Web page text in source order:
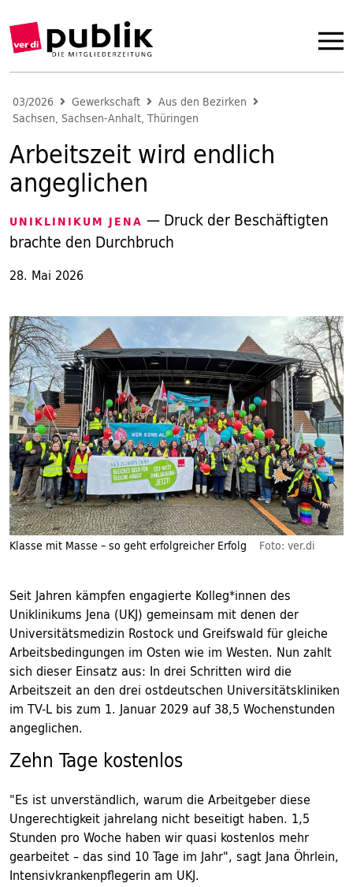
03/2026 Gewerkschaft
Aus den Bezirken
Sachsen, Sachsen-Anhalt, Thüringen
Arbeitszeit wird endlich
angeglichen
UNIKLINIKUM JENA — Druck der Beschäftigten
brachte den Durchbruch
28. Mai 2026
Klasse mit Masse – so geht erfolgreicher Erfolg Foto: ver.di
Seit Jahren kämpfen engagierte Kolleg*innen des
Uniklinikums Jena (UKJ) gemeinsam mit denen der
Universitätsmedizin Rostock und Greifswald für gleiche
Arbeitsbedingungen im Osten wie im Westen. Nun zahlt
sich dieser Einsatz aus: In drei Schritten wird die
Arbeitszeit an den drei ostdeutschen Universitätskliniken
im TV-L bis zum 1. Januar 2029 auf 38,5 Wochenstunden
angeglichen.
Zehn Tage kostenlos
"Es ist unverständlich, warum die Arbeitgeber diese
Ungerechtigkeit jahrelang nicht beseitigt haben. 1,5
Stunden pro Woche haben wir quasi kostenlos mehr
gearbeitet – das sind 10 Tage im Jahr", sagt Jana Öhrlein,
Intensivkrankenpflegerin am UKJ.